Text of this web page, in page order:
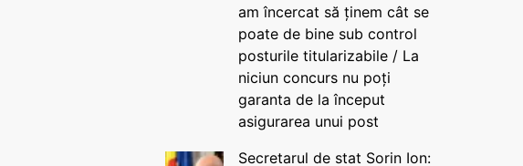
am încercat să ținem cât se
poate de bine sub control
posturile titularizabile / La
niciun concurs nu poți
garanta de la început
asigurarea unui post
Secretarul de stat Sorin Ion: